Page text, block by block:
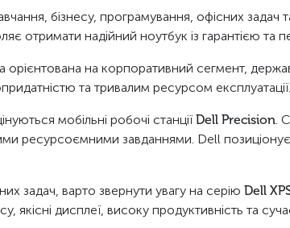
бізнесу, програмування, офісних задач
надійний ноутбук із гарантією та
орієнтована на корпоративний сегмент,
та тривалим ресурсом експлуатації.
мобільні робочі станції Dell Precision.
ресурсоємними завданнями. Dell
задач, варто звернути увагу на серію Dell
дисплеї, високу продуктивність та